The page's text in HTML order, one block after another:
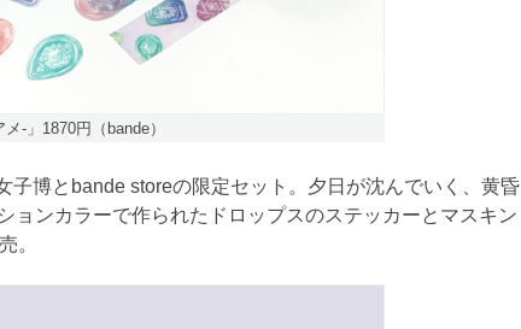
-」1870円（bande）
博とbande storeの限定セット。夕日が沈んでいく、黄昏
ョンカラーで作られたドロップスのステッカーとマスキン
。